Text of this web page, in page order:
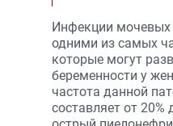
Инфекции
одними из самых
которые могут
беременности у
частота данной
составляет от 20%